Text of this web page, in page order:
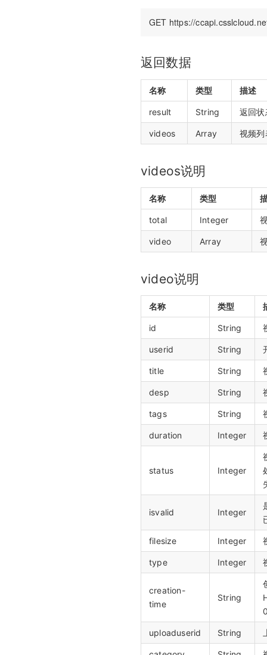
返回数据
名称 类型 描述
result String 返回状
videos Array 视频
videos说明
名称 类型
total Integer
video Array
video说明
名称 类型
id String
userid String
title String
desp String
tags String
duration Integer
status Integer
isvalid Integer
filesize Integer
type Integer
creation-
time
String
uploaduserid String